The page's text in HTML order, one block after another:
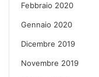
Febbraio 2020
Gennaio 2020
Dicembre 2019
Novembre 2019